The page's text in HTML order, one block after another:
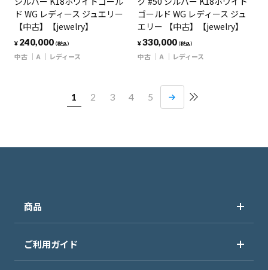
ド WG レディース ジュエリー
【中古】【jewelry】
¥ 240,000（税込）
中古 A レディース
ゴールド WG レディース ジュ
エリー 【中古】【jewelry】
¥330,000（税込）
中古 A レディース
1 2 3 4 5
商品
ご利用ガイド